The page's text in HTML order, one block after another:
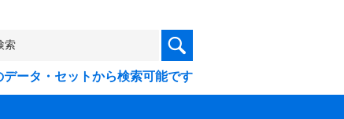
データ・セットから検索可能です